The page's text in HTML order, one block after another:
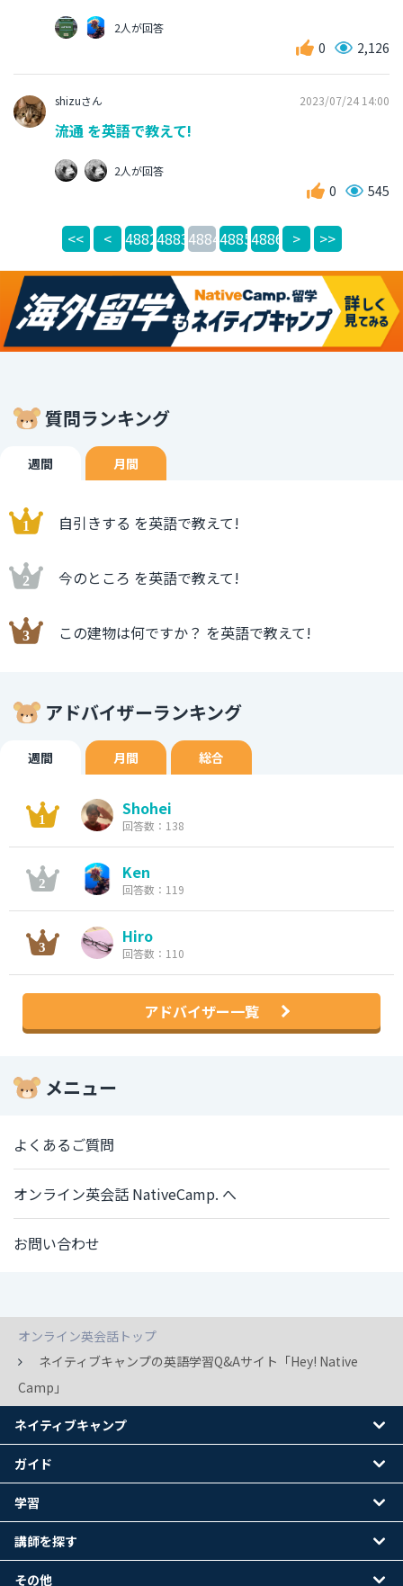
2人が回答
0 2,126
shizuさん 2023/07/24 14:00
流通 を英語で教えて!
2人が回答
0 545
<< < 48824883 488448854886 > >>
質問ランキング
週間 月間
自引きする を英語で教えて!
今のところ を英語で教えて!
この建物は何ですか？ を英語で教えて!
アドバイザーランキング
週間 月間 総合
Shohei
回答数：138
Ken
回答数：119
Hiro
回答数：110
アドバイザー一覧
メニュー
よくあるご質問
オンライン英会話 NativeCamp. へ
お問い合わせ
オンライン英会話トップ
ネイティブキャンプの英語学習Q&Aサイト「Hey! Native
Camp」
ネイティブキャンプ
ガイド
学習
講師を探す
その他